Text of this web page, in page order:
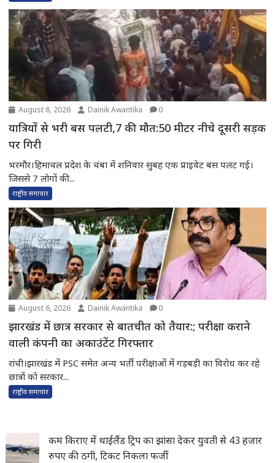
August 8, 2026 Dainik Awantika 0
यात्रियों से भरी बस पलटी,7 की मौत:50 मीटर नीचे दूसरी सड़क
पर गिरी
भरमौर।हिमाचल प्रदेश के चंबा में शनिवार सुबह एक प्राइवेट बस पलट गई।
जिससे 7 लोगों की...
राष्ट्रीय समाचार
August 6, 2026 Dainik Awantika 0
झारखंड में छात्र सरकार से बातचीत को तैयार:; परीक्षा कराने
वाली कंपनी का अकाउंटेंट गिरफ्तार
रांची।झारखंड में PSC समेत अन्य भर्ती परीक्षाओं में गड़बड़ी का विरोध कर रहे
छात्रों को सरकार...
राष्ट्रीय समाचार
कम किराए में थाईलैंड ट्रिप का झांसा देकर युवती से 43 हजार
रुपए की ठगी, टिकट निकला फर्जी